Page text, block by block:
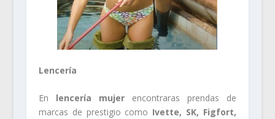
Lencería
En lencería mujerencontraras prendas de
marcas de prestigio como Ivette, SK, Figfort,